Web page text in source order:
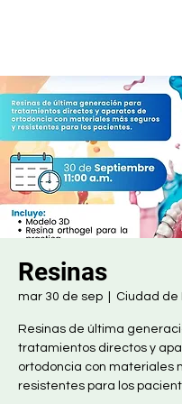
Resinas
mar 30 de sep Ciudad de
Resinas de última
tratamientos directos y
ortodoncia con materiales
resistentes para los